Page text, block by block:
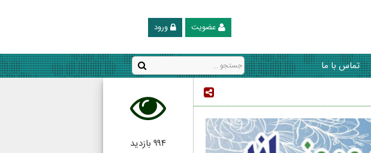
ورود عضویت
تماس با ما
۹۹۴ بازدید